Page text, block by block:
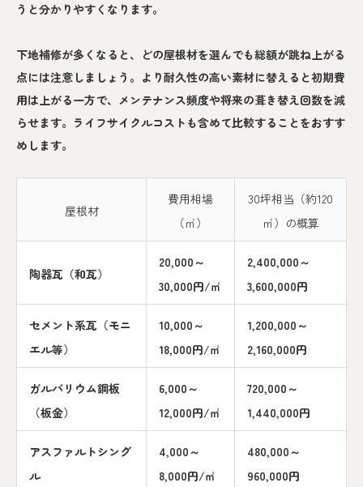
うと分かりやすくなります。
下地補修が多くなると、どの屋根材を選んでも総額が跳ね上がる
点には注意しましょう。より耐久性の高い素材に替えると初期費
用は上がる一方で、メンテナンス頻度や将来の葺き替え回数を減
らせます。ライフサイクルコストも含めて比較することをおすす
めします。
屋根材
費用相場
（㎡）
30坪相当（約120
㎡）の概算
陶器瓦（和瓦）
20,000～
30,000円/㎡
2,400,000～
3,600,000円
セメント系瓦（モニ
エル等）
10,000～
18,000円/㎡
1,200,000～
2,160,000円
ガルバリウム鋼板
（板金）
6,000～
12,000円/㎡
720,000～
1,440,000円
アスファルトシング
ル
4,000～
8,000円/㎡
480,000～
960,000円